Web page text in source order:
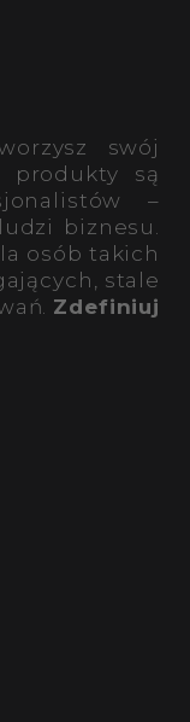
swój
produkty są
–
biznesu.
osób takich
stale
Zdefiniuj